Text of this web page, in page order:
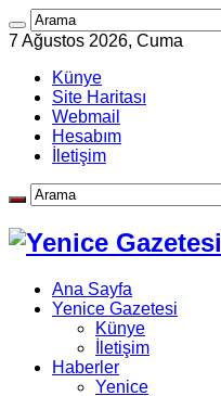
7 Ağustos 2026, Cuma
Künye
Site Haritası
Webmail
Hesabım
İletişim
Ana Sayfa
Yenice Gazetesi
Künye
İletişim
Haberler
Yenice